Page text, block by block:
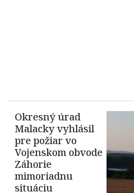
Okresný úrad
Malacky vyhlásil
pre požiar vo
Vojenskom obvode
Záhorie
mimoriadnu
situáciu